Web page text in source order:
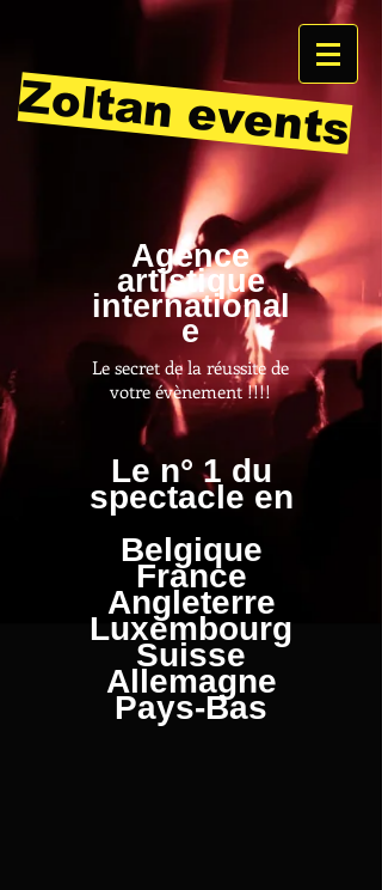
Zoltan events
Agence
artistique
international
e
Le secret de la réussite de
votre évènement !!!!
Le n° 1 du
spectacle en
Belgique
France
Angleterre
Luxembourg
Suisse
Allemagne
Pays-Bas